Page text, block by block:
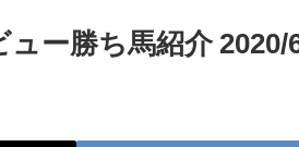
ー勝ち馬紹介 2020/